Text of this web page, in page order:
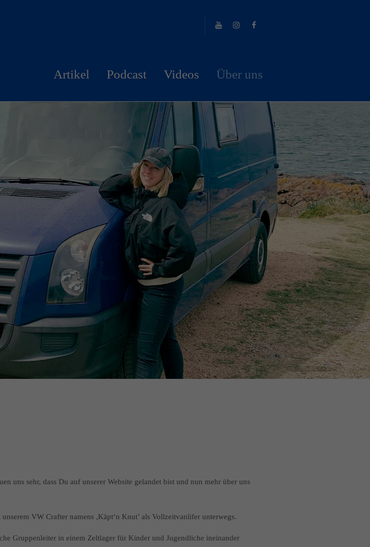
Artikel Podcast Videos Über uns
uns sehr, dass Du auf unserer Website gelandet bist und nun mehr über uns
VW Crafter namens ,Käpt‘n Knut’ als Vollzeitvanlifer unterwegs.
Gruppenleiter in einem Zeltlager für Kinder und Jugendliche ineinander